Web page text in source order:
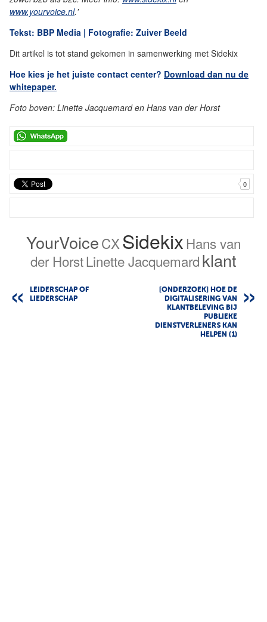
www.yourvoice.nl.'
Tekst: BBP Media | Fotografie: Zuiver Beeld
Dit artikel is tot stand gekomen in samenwerking met Sidekix
Hoe kies je het juiste contact center? Download dan nu de
whitepaper.
Foto boven: Linette Jacquemard en Hans van der Horst
0
YourVoiceCXSidekix Hans van
der HorstLinette Jacquemardklant
LEIDERSCHAP OF
LIEDERSCHAP
[ONDERZOEK] HOE DE
DIGITALISERING VAN
KLANTBELEVING BIJ
PUBLIEKE
DIENSTVERLENERS KAN
HELPEN (1)